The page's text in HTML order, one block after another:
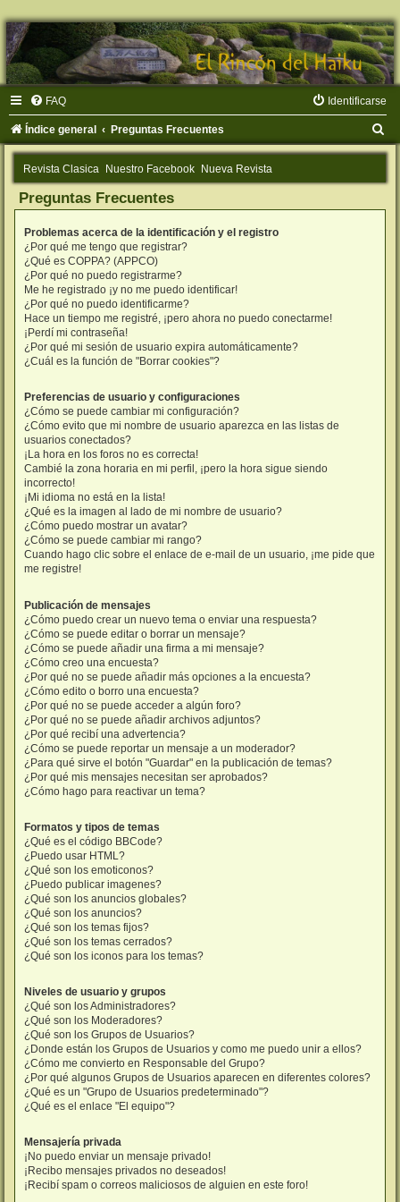
FAQ Identificarse
Índice general Preguntas Frecuentes
u
Revista Clasica Nuestro Facebook Nueva Revista
Preguntas Frecuentes
Problemas acerca de la identificación y el registro
¿Por qué me tengo que registrar?
¿Qué es COPPA? (APPCO)
¿Por qué no puedo registrarme?
Me he registrado ¡y no me puedo identificar!
¿Por qué no puedo identificarme?
Hace un tiempo me registré, ¡pero ahora no puedo conectarme!
¡Perdí mi contraseña!
¿Por qué mi sesión de usuario expira automáticamente?
¿Cuál es la función de "Borrar cookies"?
Preferencias de usuario y configuraciones
¿Cómo se puede cambiar mi configuración?
¿Cómo evito que mi nombre de usuario aparezca en las listas de
usuarios conectados?
¡La hora en los foros no es correcta!
Cambié la zona horaria en mi perfil, ¡pero la hora sigue siendo
incorrecto!
¡Mi idioma no está en la lista!
¿Qué es la imagen al lado de mi nombre de usuario?
¿Cómo puedo mostrar un avatar?
¿Cómo se puede cambiar mi rango?
Cuando hago clic sobre el enlace de e-mail de un usuario, ¡me pide que
me registre!
Publicación de mensajes
¿Cómo puedo crear un nuevo tema o enviar una respuesta?
¿Cómo se puede editar o borrar un mensaje?
¿Cómo se puede añadir una firma a mi mensaje?
¿Cómo creo una encuesta?
¿Por qué no se puede añadir más opciones a la encuesta?
¿Cómo edito o borro una encuesta?
¿Por qué no se puede acceder a algún foro?
¿Por qué no se puede añadir archivos adjuntos?
¿Por qué recibí una advertencia?
¿Cómo se puede reportar un mensaje a un moderador?
¿Para qué sirve el botón "Guardar" en la publicación de temas?
¿Por qué mis mensajes necesitan ser aprobados?
¿Cómo hago para reactivar un tema?
Formatos y tipos de temas
¿Qué es el código BBCode?
¿Puedo usar HTML?
¿Qué son los emoticonos?
¿Puedo publicar imagenes?
¿Qué son los anuncios globales?
¿Qué son los anuncios?
¿Qué son los temas fijos?
¿Qué son los temas cerrados?
¿Qué son los iconos para los temas?
Niveles de usuario y grupos
¿Qué son los Administradores?
¿Qué son los Moderadores?
¿Qué son los Grupos de Usuarios?
¿Donde están los Grupos de Usuarios y como me puedo unir a ellos?
¿Cómo me convierto en Responsable del Grupo?
¿Por qué algunos Grupos de Usuarios aparecen en diferentes colores?
¿Qué es un "Grupo de Usuarios predeterminado"?
¿Qué es el enlace "El equipo"?
Mensajería privada
¡No puedo enviar un mensaje privado!
¡Recibo mensajes privados no deseados!
¡Recibí spam o correos maliciosos de alguien en este foro!